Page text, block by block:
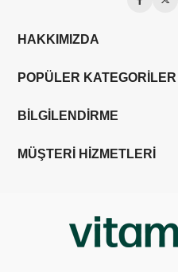
HAKKIMIZDA
POPÜLER KATEGORİLER
BİLGİLENDİRME
MÜŞTERİ HİZMETLERİ